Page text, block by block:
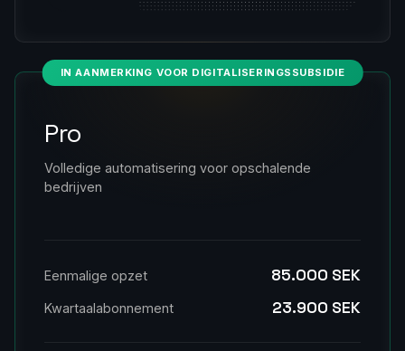
IN AANMERKING VOOR DIGITALISERINGSSUBSIDIE
Pro
Volledige automatisering voor opschalende
bedrijven
Eenmalige opzet 85.000 SEK
Kwartaalabonnement 23.900 SEK